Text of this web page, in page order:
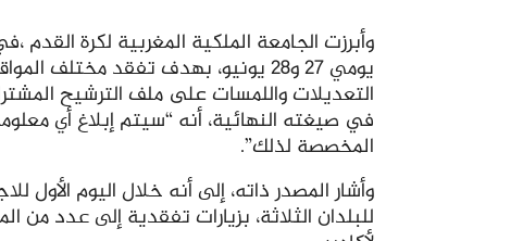
وأبرزت الجامعة الملكية المغربية لكرة
يومي 27 و28 يونيو، بهدف تفقد
التعديلات واللمسات على ملف الترشيح
في صيغته النهائية، أنه “سيتم إبلاغ أي
المخصصة لذلك”.
وأشار المصدر ذاته، إلى أنه خلال اليوم
للبلدان الثلاثة، بزيارات تفقدية إلى عدد من